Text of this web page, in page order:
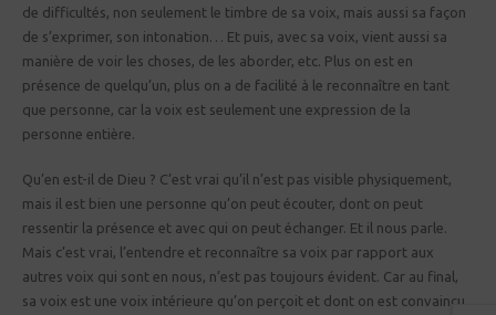
de difficultés, non seulement le timbre de sa voix, mais aussi sa façon
de s’exprimer, son intonation… Et puis, avec sa voix, vient aussi sa
manière de voir les choses, de les aborder, etc. Plus on est en
présence de quelqu’un, plus on a de facilité à le reconnaître en tant
que personne, car la voix est seulement une expression de la
personne entière.
Qu’en est-il de Dieu ? C’est vrai qu’il n’est pas visible physiquement,
mais il est bien une personne qu’on peut écouter, dont on peut
ressentir la présence et avec qui on peut échanger. Et il nous parle.
Mais c’est vrai, l’entendre et reconnaître sa voix par rapport aux
autres voix qui sont en nous, n’est pas toujours évident. Car au final,
sa voix est une voix intérieure qu’on perçoit et dont on est convaincu